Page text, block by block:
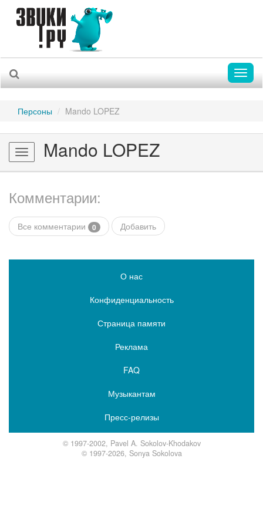
Персоны Mando LOPEZ
Toggle
navigation
Mando LOPEZ
Комментарии:
Все комментарии 0 Добавить
О нас
Конфиденциальность
Страница памяти
Реклама
FAQ
Музыкантам
Пресс-релизы
© 1997-2002, Pavel A. Sokolov-Khodakov
© 1997-2026, Sonya Sokolova